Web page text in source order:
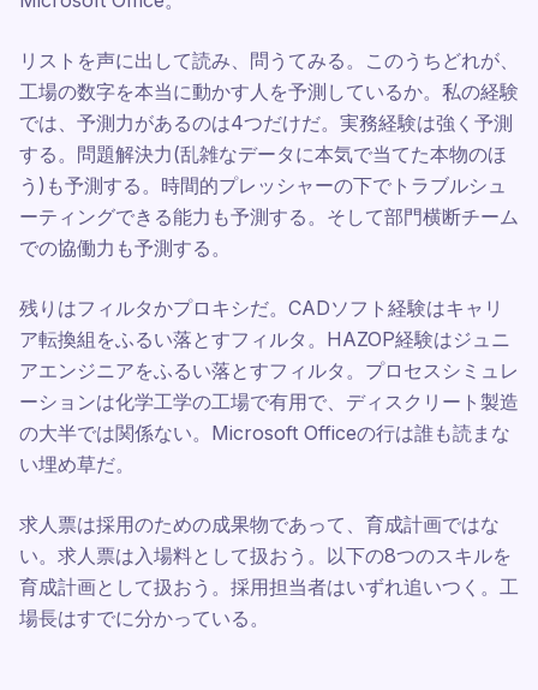
リストを声に出して読み、問うてみる。このうちどれが、
工場の数字を本当に動かす人を予測しているか。私の経験
では、予測力があるのは4つだけだ。実務経験は強く予測
する。問題解決力(乱雑なデータに本気で当てた本物のほ
う)も予測する。時間的プレッシャーの下でトラブルシュ
ーティングできる能力も予測する。そして部門横断チーム
での協働力も予測する。
残りはフィルタかプロキシだ。CADソフト経験はキャリ
ア転換組をふるい落とすフィルタ。HAZOP経験はジュニ
アエンジニアをふるい落とすフィルタ。プロセスシミュレ
ーションは化学工学の工場で有用で、ディスクリート製造
の大半では関係ない。Microsoft Officeの行は誰も読まな
い埋め草だ。
求人票は採用のための成果物であって、育成計画ではな
い。求人票は入場料として扱おう。以下の8つのスキルを
育成計画として扱おう。採用担当者はいずれ追いつく。工
場長はすでに分かっている。